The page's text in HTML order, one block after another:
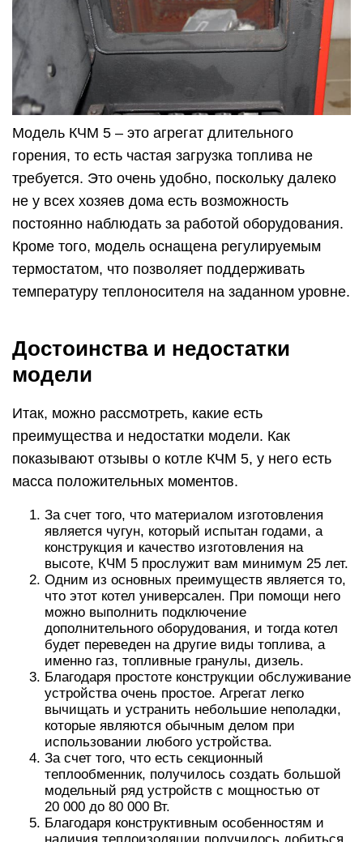
Модель КЧМ 5 – это агрегат длительного
горения, то есть частая загрузка топлива не
требуется. Это очень удобно, поскольку далеко
не у всех хозяев дома есть возможность
постоянно наблюдать за работой оборудования.
Кроме того, модель оснащена регулируемым
термостатом, что позволяет поддерживать
температуру теплоносителя на заданном уровне.
Достоинства и недостатки
модели
Итак, можно рассмотреть, какие есть
преимущества и недостатки модели. Как
показывают отзывы о котле КЧМ 5, у него есть
масса положительных моментов.
За счет того, что материалом изготовления
является чугун, который испытан годами, а
конструкция и качество изготовления на
высоте, КЧМ 5 прослужит вам минимум 25 лет.
Одним из основных преимуществ является то,
что этот котел универсален. При помощи него
можно выполнить подключение
дополнительного оборудования, и тогда котел
будет переведен на другие виды топлива, а
именно газ, топливные гранулы, дизель.
Благодаря простоте конструкции обслуживание
устройства очень простое. Агрегат легко
вычищать и устранить небольшие неполадки,
которые являются обычным делом при
использовании любого устройства.
За счет того, что есть секционный
теплообменник, получилось создать большой
модельный ряд устройств с мощностью от
20 000 до 80 000 Вт.
Благодаря конструктивным особенностям и